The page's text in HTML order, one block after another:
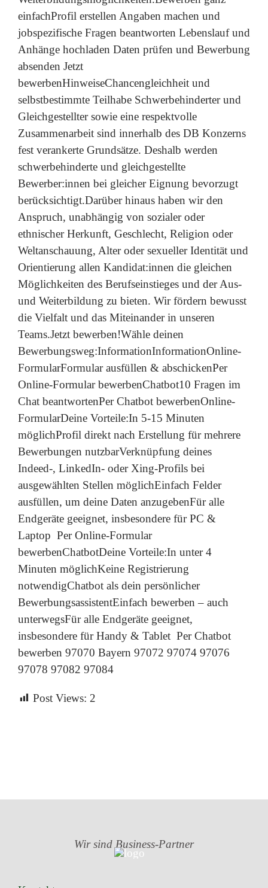
einfachProfil erstellen Angaben machen und
jobspezifische Fragen beantworten Lebenslauf und
Anhänge hochladen Daten prüfen und Bewerbung
absenden Jetzt
bewerbenHinweiseChancengleichheit und
selbstbestimmte Teilhabe Schwerbehinderter und
Gleichgestellter sowie eine respektvolle
Zusammenarbeit sind innerhalb des DB Konzerns
fest verankerte Grundsätze. Deshalb werden
schwerbehinderte und gleichgestellte
Bewerber:innen bei gleicher Eignung bevorzugt
berücksichtigt.Darüber hinaus haben wir den
Anspruch, unabhängig von sozialer oder
ethnischer Herkunft, Geschlecht, Religion oder
Weltanschauung, Alter oder sexueller Identität und
Orientierung allen Kandidat:innen die gleichen
Möglichkeiten des Berufseinstieges und der Aus-
und Weiterbildung zu bieten. Wir fördern bewusst
die Vielfalt und das Miteinander in unseren
Teams.Jetzt bewerben!Wähle deinen
Bewerbungsweg:InformationInformationOnline-
FormularFormular ausfüllen & abschickenPer
Online-Formular bewerbenChatbot10 Fragen im
Chat beantwortenPer Chatbot bewerbenOnline-
FormularDeine Vorteile:In 5-15 Minuten
möglichProfil direkt nach Erstellung für mehrere
Bewerbungen nutzbarVerknüpfung deines
Indeed-, LinkedIn- oder Xing-Profils bei
ausgewählten Stellen möglichEinfach Felder
ausfüllen, um deine Daten anzugebenFür alle
Endgeräte geeignet, insbesondere für PC &
Laptop Per Online-Formular
bewerbenChatbotDeine Vorteile:In unter 4
Minuten möglichKeine Registrierung
notwendigChatbot als dein persönlicher
BewerbungsassistentEinfach bewerben – auch
unterwegsFür alle Endgeräte geeignet,
insbesondere für Handy & Tablet Per Chatbot
bewerben 97070 Bayern 97072 97074 97076
97078 97082 97084
Post Views: 2
Wir sind Business-Partner